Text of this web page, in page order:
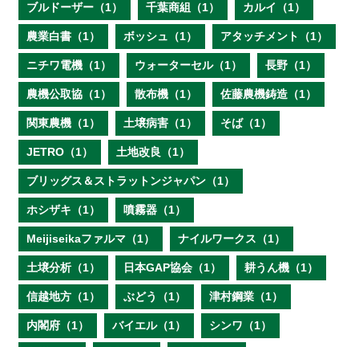
ブルドーザー（1） 千葉商組（1） カルイ（1）
農業白書（1） ボッシュ（1） アタッチメント（1）
ニチワ電機（1） ウォーターセル（1） 長野（1）
農機公取協（1） 散布機（1） 佐藤農機鋳造（1）
関東農機（1） 土壌病害（1） そば（1）
JETRO（1） 土地改良（1）
ブリッグス＆ストラットンジャパン（1）
ホシザキ（1） 噴霧器（1）
Meijiseikaファルマ（1） ナイルワークス（1）
土壌分析（1） 日本GAP協会（1） 耕うん機（1）
信越地方（1） ぶどう（1） 津村鋼業（1）
内閣府（1） バイエル（1） シンワ（1）